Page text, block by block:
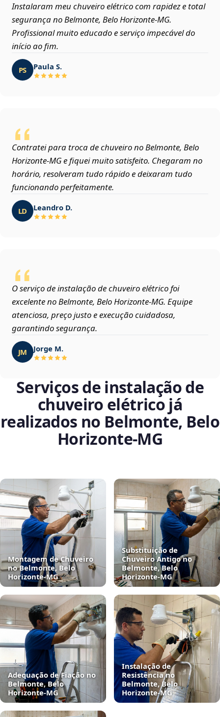
Instalaram meu chuveiro elétrico com rapidez e total
segurança no Belmonte, Belo Horizonte‑MG.
Profissional muito educado e serviço impecável do
início ao fim.
PS Paula S.
Contratei para troca de chuveiro no Belmonte, Belo
Horizonte‑MG e fiquei muito satisfeito. Chegaram no
horário, resolveram tudo rápido e deixaram tudo
funcionando perfeitamente.
LD Leandro D.
O serviço de instalação de chuveiro elétrico foi
excelente no Belmonte, Belo Horizonte‑MG. Equipe
atenciosa, preço justo e execução cuidadosa,
garantindo segurança.
JM Jorge M.
Serviços de instalação de
chuveiro elétrico já
realizados no Belmonte, Belo
Horizonte‑MG
Montagem de Chuveiro
no Belmonte, Belo
Horizonte‑MG
Substituição de
Chuveiro Antigo no
Belmonte, Belo
Horizonte‑MG
Adequação de Fiação no
Belmonte, Belo
Horizonte‑MG
Instalação de
Resistência no
Belmonte, Belo
Horizonte‑MG